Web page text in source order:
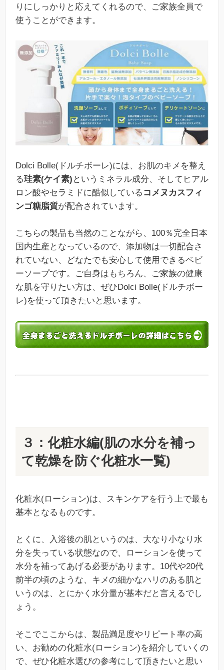
りにしっかりと応えてくれるので、ご家族全員で
使うことができます。
Dolci Bolle(ドルチボーレ)には、お肌のキメを整え
る珪素(ケイ素) というミネラル成分、そしてヒアル
ロン酸やセラミドに酷似している コメヌカスフィ
ンゴ糖脂質が配合されています。
こちらの製品も当然のことながら、100％完全日本
国内生産となっているので、添加物は一切配合さ
れていない、どなたでも安心して使用できるベビ
ーソープです。ご自身はもちろん、ご家族の健康
な肌を守りたい方は、ぜひDolci Bolle(ドルチボー
レ)を使って頂きたいと思います。
３：化粧水編(肌の水分を補っ
て乾燥を防ぐ化粧水一覧)
化粧水(ローション)は、スキンケアを行う上で最も
基本となるものです。
とくに、入浴後の肌というのは、大なり小なり水
分を失っている状態なので、ローションを使って
水分を補ってあげる必要があります。10代や20代
前半の頃のような、キメの細かなハリのある肌と
いうのは、とにかく水分量が基本だと言えるでし
ょう。
そこでここからは、製品満足度やリピート率の高
い、お勧めの化粧水(ローション)を紹介していくの
で、ぜひ化粧水選びの参考にして頂きたいと思い